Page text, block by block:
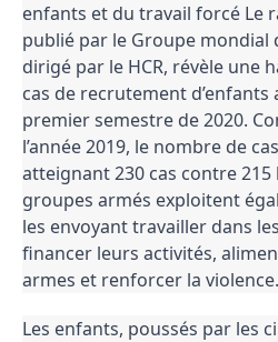
enfants et du travail forcé Le
publié par le Groupe mondial
dirigé par le HCR, révèle une
cas de recrutement
premier semestre de 2020.
l’année 2019, le nombre de
atteignant 230 cas contre 215
groupes armés exploitent
les envoyant travailler dans
financer leurs activités,
armes et renforcer la violence.
Les enfants, poussés par les